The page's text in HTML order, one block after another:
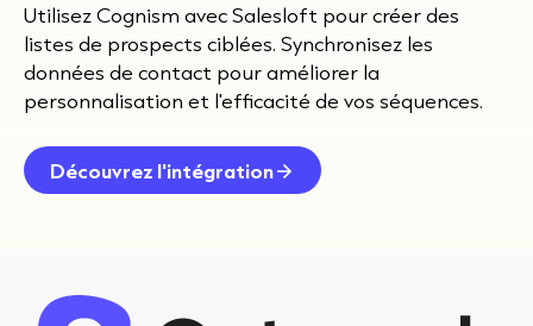
Utilisez Cognism avec Salesloft pour créer des
listes de prospects ciblées. Synchronisez les
données de contact pour améliorer la
personnalisation et l'efficacité de vos séquences.
Découvrez l'intégration